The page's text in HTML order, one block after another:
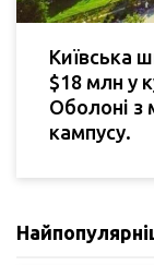
Київська
$18 млн у
Оболоні з
кампусу.